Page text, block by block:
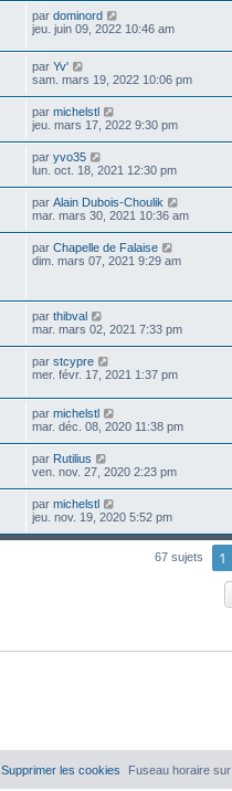
par dominord
jeu. juin 09, 2022 10:46 am
par Yv'
sam. mars 19, 2022 10:06 pm
par michelstl
jeu. mars 17, 2022 9:30 pm
par yvo35
lun. oct. 18, 2021 12:30 pm
par Alain Dubois-Choulik
mar. mars 30, 2021 10:36 am
par Chapelle de Falaise
dim. mars 07, 2021 9:29 am
par thibval
mar. mars 02, 2021 7:33 pm
par stcypre
mer. févr. 17, 2021 1:37 pm
par michelstl
mar. déc. 08, 2020 11:38 pm
par Rutilius
ven. nov. 27, 2020 2:23 pm
par michelstl
jeu. nov. 19, 2020 5:52 pm
67 sujets 1
Fuseau horaire sur
Supprimer les cookies